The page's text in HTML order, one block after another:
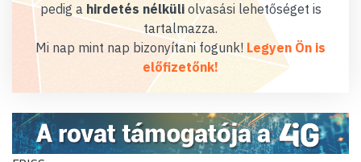
pedig a hirdetés nélküliolvasási lehetőséget is
tartalmazza.
Mi nap mint nap bizonyítani fogunk! Legyen Ön is
előfizetőnk!